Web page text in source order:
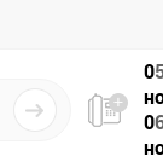
0
0